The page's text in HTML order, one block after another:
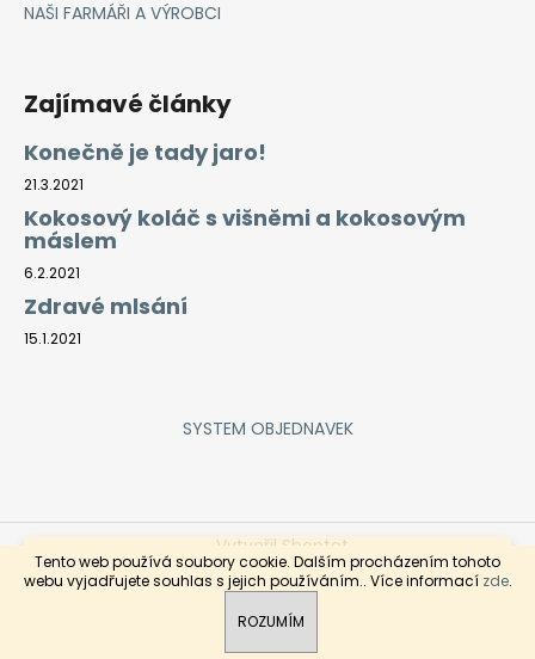
Tento web používá soubory cookie. Dalším procházením tohoto
webu vyjadřujete souhlas s jejich používáním.. Více informací zde.
ROZUMÍM
Rozvoz objednaného zboží je každý čtvrtek a pátek pro
objednávky zaslané do středy do 9hod. Objednávky
mléčných výrobků, uzenin, chlebů prosím provádějte do
NAŠI FARMÁŘI A VÝROBCI
Zajímavé články
Konečně je tady jaro!
21.3.2021
Kokosový koláč s višněmi a kokosovým
máslem
6.2.2021
Zdravé mlsání
15.1.2021
SYSTEM OBJEDNAVEK
Vytvořil Shoptet
Copyright 2026ZeleninaDomů. Všechna práva